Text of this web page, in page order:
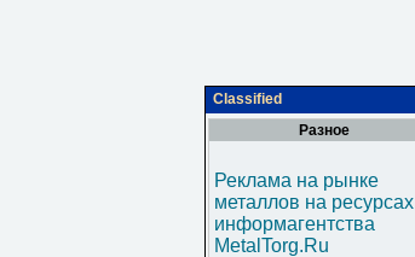
Classified
Разное
Реклама на рынке
металлов на ресурсах
информагентства
MetalTorg.Ru